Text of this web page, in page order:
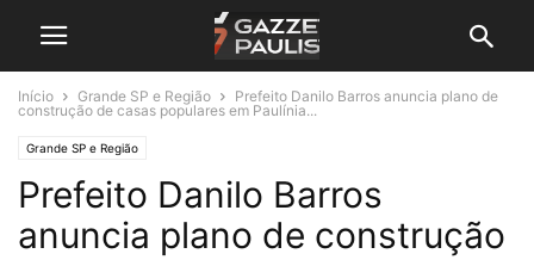
Início Grande SP e Região
Prefeito Danilo Barros anuncia plano de
construção de casas populares em Paulínia...
Grande SP e Região
Prefeito Danilo Barros
anuncia plano de construção